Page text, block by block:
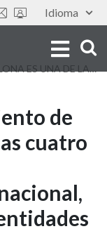
Idioma
de
cuatro